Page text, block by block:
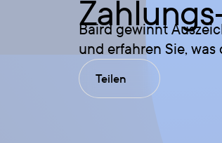
Baird gewinnt
und erfahren Sie,
Teilen